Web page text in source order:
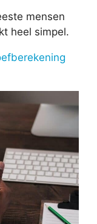
mensen
heel simpel.